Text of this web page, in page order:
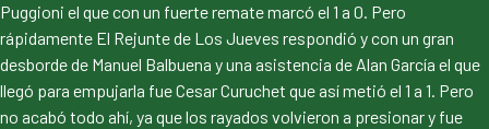
Puggioni el que con un fuerte remate marcó el 1 a 0. Pero
rápidamente El Rejunte de Los Jueves respondió y con un gran
desborde de Manuel Balbuena y una asistencia de Alan García el que
llegó para empujarla fue Cesar Curuchet que así metió el 1 a 1. Pero
no acabó todo ahí, ya que los rayados volvieron a presionar y fue